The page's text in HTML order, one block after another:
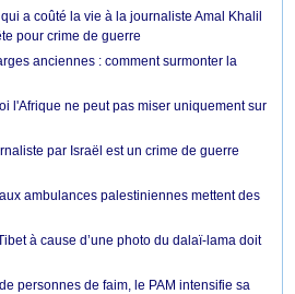
a coûté la vie à la journaliste Amal Khalil
pour crime de guerre
anciennes : comment surmonter la
l'Afrique ne peut pas miser uniquement sur
par Israël est un crime de guerre
ambulances palestiniennes mettent des
à cause d’une photo du dalaï-lama doit
personnes de faim, le PAM intensifie sa